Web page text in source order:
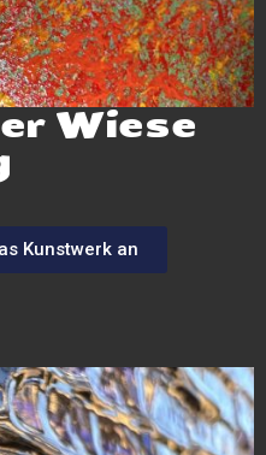
Wiese
Kunstwerk an